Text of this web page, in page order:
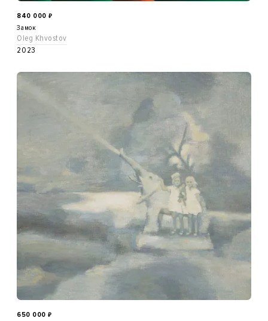
840 000 ₽
Замок
Oleg Khvostov
2023
650 000 ₽